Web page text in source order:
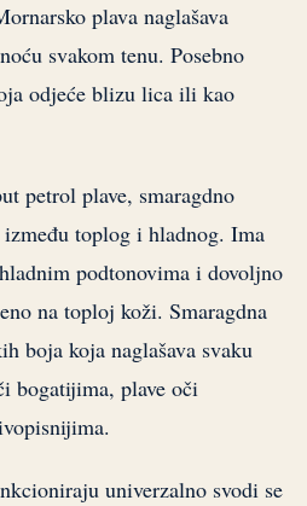
plava naglašava
svakom tenu. Posebno
odjeće blizu lica ili kao
petrol plave, smaragdno
između toplog i hladnog. Ima
podtonovima i dovoljno
na toploj koži. Smaragdna
boja koja naglašava svaku
bogatijima, plave oči
univerzalno svodi se